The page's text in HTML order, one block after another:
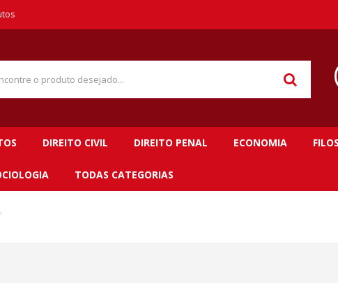
DIREITO CIVIL DIREITO PENAL ECONOMIA
TODAS CATEGORIAS